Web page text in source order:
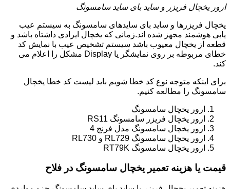
ارور یخچال فریزر و ساید بای ساید سامسونگ
یخچال فریزرها و ساید بای سایدهای سامسونگ به سیستم عیب
یابی هوشمند مجهز شده اند.زمانی که یخچال ایرادی داشتاه باشد و
قطعه از یخچال معیوب باشد سیستم تشخیص عیب با نمایش کد
خطای مربوطه بر روی نمایشگر یا Display مشکل را اعلام می
کند.
برای اینکه متوجه نوع کد خطا شویم باید لیست کد خطا یخچال
سامسونگ را مطالعه کنیم.
ارور یخچال سامسونگ
ارور یخچال فریزر سامسونگ RS11
ارور یخچال سامسونگ مدل فرنچ 4
ارور یخچال سامسونگ RL729 و RL730
ارور یخچال سامسونگ RT79K
قیمت یا هزینه تعمیر یخچال سامسونگ در فلاح